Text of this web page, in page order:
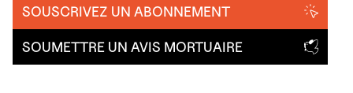
SOUSCRIVEZ UN ABONNEMENT
SOUMETTRE UN AVIS MORTUAIRE